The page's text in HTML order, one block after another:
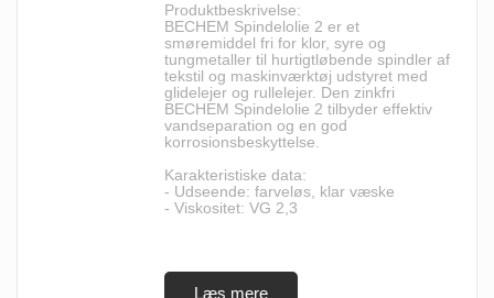
Produktbeskrivelse:
BECHEM Spindelolie 2 er et
smøremiddel fri for klor, syre og
tungmetaller til hurtigtløbende spindler af
tekstil og maskinværktøj udstyret med
glidelejer og rullelejer. Den zinkfri
BECHEM Spindelolie 2 tilbyder effektiv
vandseparation og en god
korrosionsbeskyttelse.
Karakteristiske data:
- Udseende: farveløs, klar væske
- Viskositet: VG 2,3